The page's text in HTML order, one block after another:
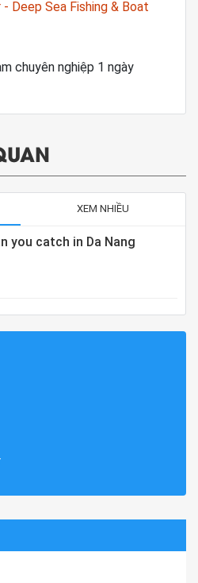
chuyên nghiệp 1 ngày
XEM NHIỀU
you catch in Da Nang